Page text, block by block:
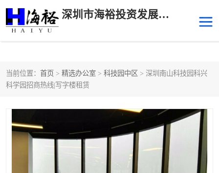
深圳市海裕投资发展有限公司
当前位置： 首页 > 精选办公室 > 科技园中区 > 深圳南山科技园科兴
科学园招商热线|写字楼租赁
后海
科技园中区 南山华侨城
前海 深圳湾科技生态园
宝安中心区